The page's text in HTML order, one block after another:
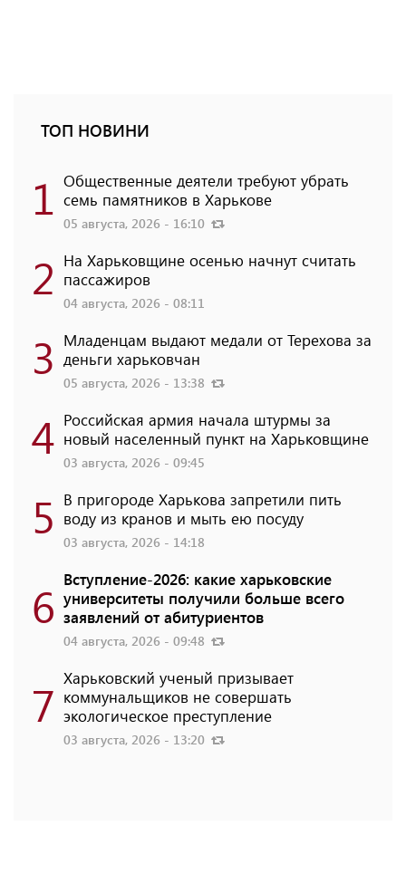
ТОП НОВИНИ
1 Общественные деятели требуют убрать
семь памятников в Харькове
05 августа, 2026 - 16:10
2 На Харьковщине осенью начнут считать
пассажиров
04 августа, 2026 - 08:11
3 Младенцам выдают медали от Терехова за
деньги харьковчан
05 августа, 2026 - 13:38
4 Российская армия начала штурмы за
новый населенный пункт на Харьковщине
03 августа, 2026 - 09:45
5 В пригороде Харькова запретили пить
воду из кранов и мыть ею посуду
03 августа, 2026 - 14:18
6 Вступление-2026: какие харьковские
университеты получили больше всего
заявлений от абитуриентов
04 августа, 2026 - 09:48
7 Харьковский ученый призывает
коммунальщиков не совершать
экологическое преступление
03 августа, 2026 - 13:20